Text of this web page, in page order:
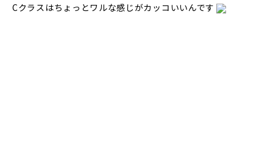
Cクラスはちょっとワルな感じがカッコいいんです